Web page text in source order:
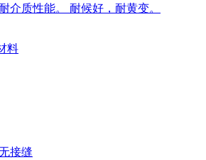
介质性能。 耐候好，耐黄变。
接缝